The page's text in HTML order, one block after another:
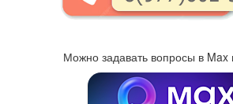
Можно задавать вопросы в Max